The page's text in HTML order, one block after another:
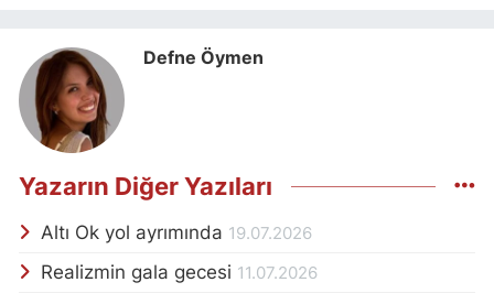
Defne Öymen
Yazarın Diğer Yazıları
Altı Ok yol ayrımında 19.07.2026
Realizmin gala gecesi 11.07.2026